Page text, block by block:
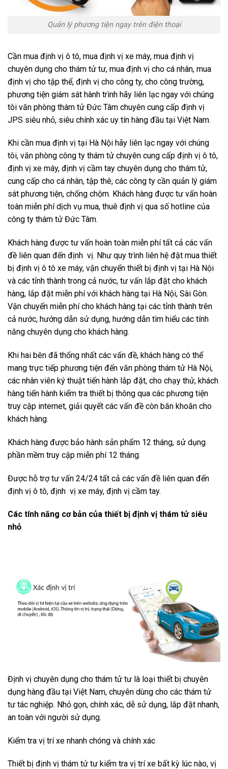
Quản lý phương tiện ngay trên điện thoại
Cần mua định vị ô tô, mua định vị xe máy, mua định vị
chuyên dụng cho thám tử tư, mua định vị cho cá nhân, mua
định vị cho tập thể, định vị cho công ty, cho công trường,
phương tiện giám sát hành trình hãy liên lạc ngay với chúng
tôi văn phòng thám tử Đức Tâm chuyên cung cấp định vị
JPS siêu nhỏ, siêu chính xác uy tín hàng đầu tại Việt Nam.
Khi cần mua định vị tại Hà Nội hãy liên lạc ngay với chúng
tôi, văn phòng công ty thám tử chuyên cung cấp định vị ô tô,
định vị xe máy, định vị cầm tay chuyên dụng cho thám tử,
cung cấp cho cá nhân, tập thê, các công ty cần quản lý giám
sát phương tiện, chống chộm. Khách hàng được tư vấn hoàn
toàn miễn phí dịch vụ mua, thuê định vị qua số hotline của
công ty thám tử Đức Tâm.
Khách hàng được tư vấn hoàn toàn miễn phí tất cả các vấn
đề liên quan đến định vị. Như quy trình liên hệ đặt mua thiết
bị định vị ô tô xe máy, vận chuyển thiết bị định vị tại Hà Nội
và các tỉnh thành trong cả nước, tư vấn lắp đặt cho khách
hàng, lắp đặt miễn phí với khách hàng tại Hà Nội, Sài Gòn.
Vận chuyển miễn phí cho khách hàng tại các tỉnh thành trên
cả nước, hướng dẫn sử dụng, hướng dẫn tìm hiểu các tính
năng chuyên dụng cho khách hàng.
Khi hai bên đã thống nhất các vấn đề, khách hàng có thể
mang trực tiếp phương tiện đến văn phòng thám tử Hà Nội,
các nhân viên ký thuật tiến hành lắp đặt, cho chạy thử, khách
hàng tiến hành kiểm tra thiết bị thông qua các phương tiện
truy cập internet, giải quyết các vấn đề còn băn khoăn cho
khách hàng.
Khách hàng được bảo hành sản phẩm 12 tháng, sử dụng
phần mềm truy cập miễn phí 12 tháng.
Được hỗ trợ tư vấn 24/24 tất cả các vấn đề liên quan đến
định vị ô tô, định vị xe máy, định vị cầm tay.
Các tính năng cơ bản của thiết bị định vị thám tử siêu
nhỏ
Định vị chuyên dụng cho thám tử tư là loại thiết bị chuyên
dụng hàng đầu tại Việt Nam, chuyên dùng cho các thám tử
tư tác nghiệp. Nhỏ gọn, chính xác, dễ sử dụng, lắp đặt nhanh,
an toàn với người sử dụng.
Kiểm tra vị trí xe nhanh chóng và chính xác
Thiết bị định vị thám tử tư kiểm tra vị trí xe bất kỳ lúc nào, vị